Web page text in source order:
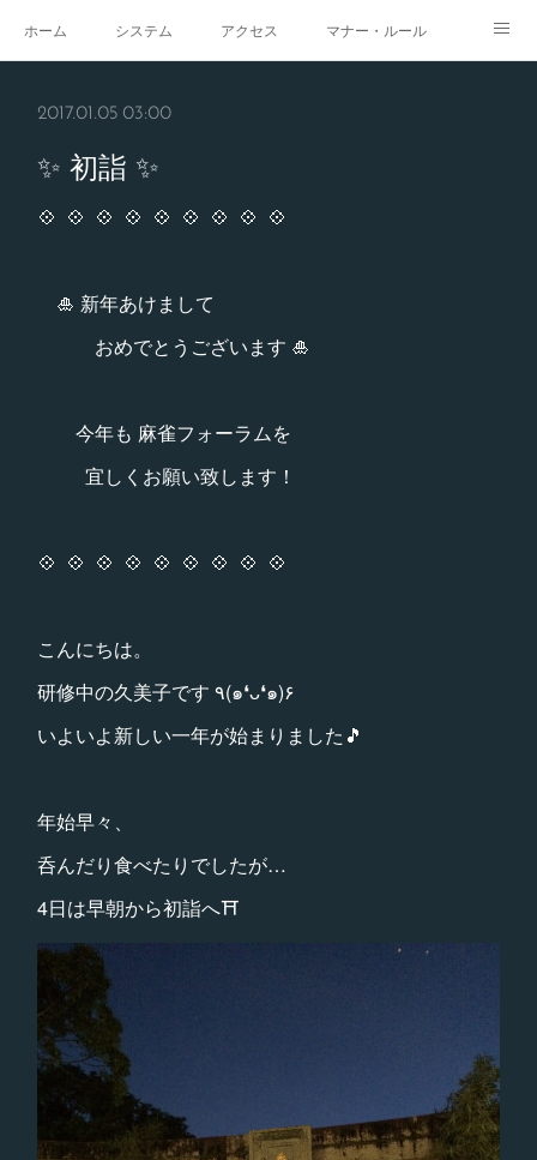
ホーム システム アクセス マナー・ルール
2017.01.05 03:00
✨ 初詣 ✨
💠 💠 💠 💠 💠 💠 💠 💠 💠
🎍 新年あけまして
おめでとうございます 🎍
今年も 麻雀フォーラムを
宜しくお願い致します！
💠 💠 💠 💠 💠 💠 💠 💠 💠
こんにちは。
研修中の久美子です ٩(๑❛ᴗ❛๑)۶
いよいよ新しい一年が始まりました🎵
年始早々、
呑んだり食べたりでしたが…
4日は早朝から初詣へ⛩